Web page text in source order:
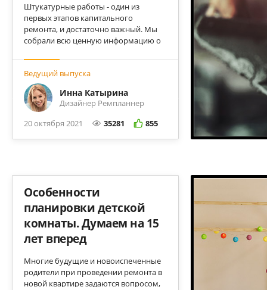
Ведущий выпуска
Инна Катырина
Дизайнер Ремпланнер
20 октября 2021
35281 855
Штукатурные работы - один из
первых этапов капитального
ремонта, и достаточно важный. Мы
собрали всю ценную информацию о
ошибок и грамотно принять готовую
штукатурку у ваших строителей.
Особенности
планировки детской
комнаты. Думаем на 15
лет вперед
Многие будущие и новоиспеченные
родители при проведении ремонта в
новой квартире задаются вопросом,